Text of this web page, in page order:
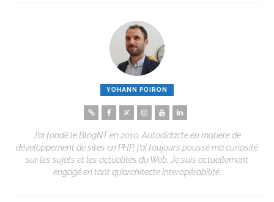
YOHANN POIRON
J’ai fondé le BlogNT en 2010. Autodidacte en matière de
développement de sites en PHP, j’ai toujours poussé ma curiosité
sur les sujets et les actualités du Web. Je suis actuellement
engagé en tant qu’architecte interopérabilité.